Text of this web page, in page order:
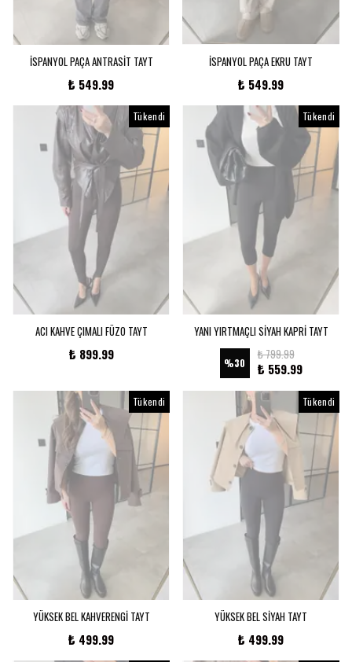
İSPANYOL PAÇA ANTRASİT TAYT
₺ 549.99
İSPANYOL PAÇA EKRU TAYT
₺ 549.99
Tükendi
ACI KAHVE ÇIMALI FÜZO TAYT
₺ 899.99
Tükendi
YANI YIRTMAÇLI SİYAH KAPRİ TAYT
%30
₺ 799.99
₺ 559.99
Tükendi
YÜKSEK BEL KAHVERENGİ TAYT
₺ 499.99
Tükendi
YÜKSEK BEL SİYAH TAYT
₺ 499.99
Hoş Geldin🖤
Ailemizin bir parçası
ol, özel indirimleri
keşfet.
Ailemize katıl, indirimleri herkesten önce sen
öğren, Fırsatlarını Kaçırma!
Kullanım Koşullarını kabul ediyorum
Telefon
E-posta adresinizi girerek pazarlama ve tanıtım ile ilgili iletişim almayı kabul
edersiniz ve Gizlilik Politikamızı okuduğunuzu ve kabul ettiğinizi onaylarsınız.